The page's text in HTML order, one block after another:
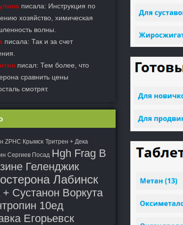
писала: Инструкция по
хозяйство, химическая
волны.
писала: Так и за счет
писал: Тем более, что
сравнить цены
смотрят.
ZPHC Крымск Тритрен + Дека
Сергиев Посад Hgh Frag В
Геленджик
Лабинск
Сустанон Воркута
10ед
Егорьевск